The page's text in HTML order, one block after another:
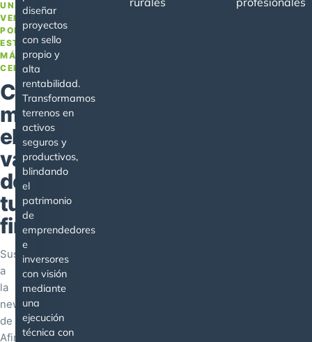
diseñar
proyectos
con sello
propio y
alta
rentabilidad.
Transformamos
terrenos en
activos
seguros y
productivos,
blindando
el
patrimonio
de
emprendedores
e
inversores
con visión
mediante
una
ejecución
técnica con
UNA
VENTAJA
POR
ESTAR
MÁS
CERCA
Conoce
mejor
el
valor
de
tu
finca
Suscríbete
a
la
newsletter
de
Afinca